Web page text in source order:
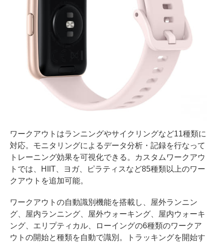
ワークアウトはランニングやサイクリングなど11種類に
対応。モニタリングによるデータ分析・記録を行なって
トレーニング効果を可視化できる。カスタムワークアウ
トでは、HIIT、ヨガ、ピラティスなど85種類以上のワー
クアウトを追加可能。
ワークアウトの自動識別機能を搭載し、屋外ランニン
グ、屋内ランニング、屋外ウォーキング、屋内ウォーキ
ング、エリプティカル、ローイングの6種類のワークア
ウトの開始と種類を自動で識別。トラッキングを開始す